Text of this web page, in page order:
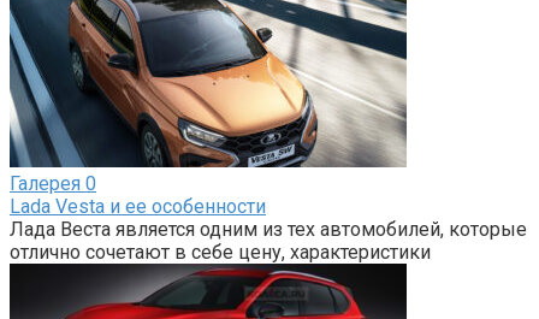
Галерея 0
Lada Vesta и ее особенности
Лада Веста является одним из тех автомобилей, которые
отлично сочетают в себе цену, характеристики